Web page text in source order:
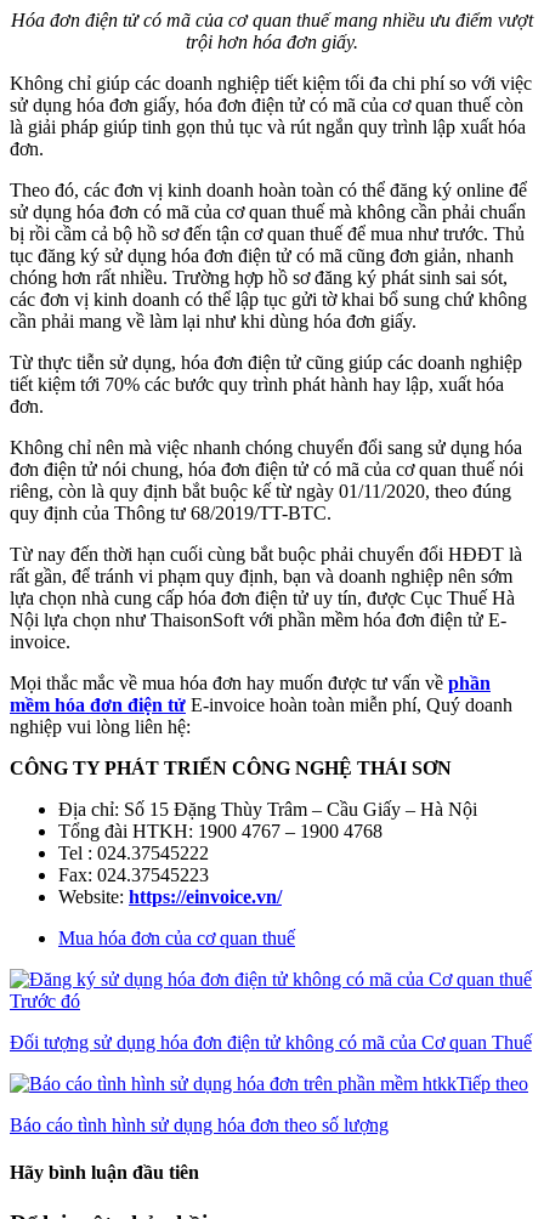
Hóa đơn điện tử có mã của cơ quan thuế mang nhiều ưu điểm vượt
trội hơn hóa đơn giấy.
Không chỉ giúp các doanh nghiệp tiết kiệm tối đa chi phí so với việc
sử dụng hóa đơn giấy, hóa đơn điện tử có mã của cơ quan thuế còn
là giải pháp giúp tinh gọn thủ tục và rút ngắn quy trình lập xuất hóa
đơn.
Theo đó, các đơn vị kinh doanh hoàn toàn có thể đăng ký online để
sử dụng hóa đơn có mã của cơ quan thuế mà không cần phải chuẩn
bị rồi cầm cả bộ hồ sơ đến tận cơ quan thuế để mua như trước. Thủ
tục đăng ký sử dụng hóa đơn điện tử có mã cũng đơn giản, nhanh
chóng hơn rất nhiều. Trường hợp hồ sơ đăng ký phát sinh sai sót,
các đơn vị kinh doanh có thể lập tục gửi tờ khai bổ sung chứ không
cần phải mang về làm lại như khi dùng hóa đơn giấy.
Từ thực tiễn sử dụng, hóa đơn điện tử cũng giúp các doanh nghiệp
tiết kiệm tới 70% các bước quy trình phát hành hay lập, xuất hóa
đơn.
Không chỉ nên mà việc nhanh chóng chuyển đổi sang sử dụng hóa
đơn điện tử nói chung, hóa đơn điện tử có mã của cơ quan thuế nói
riêng, còn là quy định bắt buộc kế từ ngày 01/11/2020, theo đúng
quy định của Thông tư 68/2019/TT-BTC.
Từ nay đến thời hạn cuối cùng bắt buộc phải chuyển đổi HĐĐT là
rất gần, để tránh vi phạm quy định, bạn và doanh nghiệp nên sớm
lựa chọn nhà cung cấp hóa đơn điện tử uy tín, được Cục Thuế Hà
Nội lựa chọn như ThaisonSoft với phần mềm hóa đơn điện tử E-
invoice.
Mọi thắc mắc về mua hóa đơn hay muốn được tư vấn về phần
mềm hóa đơn điện tử E-invoice hoàn toàn miễn phí, Quý doanh
nghiệp vui lòng liên hệ:
CÔNG TY PHÁT TRIỂN CÔNG NGHỆ THÁI SƠN
Địa chỉ: Số 15 Đặng Thùy Trâm – Cầu Giấy – Hà Nội
Tổng đài HTKH: 1900 4767 – 1900 4768
Tel : 024.37545222
Fax: 024.37545223
Website: https://einvoice.vn/
Mua hóa đơn của cơ quan thuế
Trước đó
Đối tượng sử dụng hóa đơn điện tử không có mã của Cơ quan Thuế
Tiếp theo
Báo cáo tình hình sử dụng hóa đơn theo số lượng
Hãy bình luận đầu tiên